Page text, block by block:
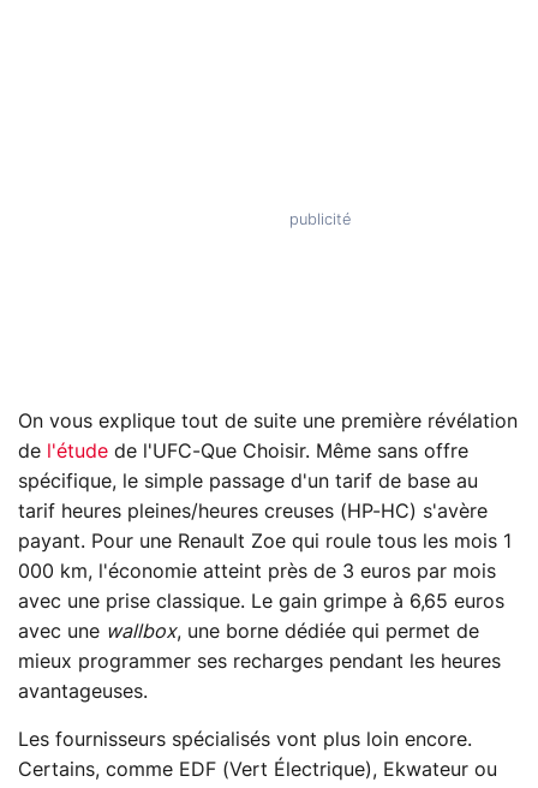
On vous explique tout de suite une première révélation
de
l'étude de l'UFC-Que Choisir. Même sans offre
spécifique, le simple passage d'un tarif de base au
tarif heures pleines/heures creuses (HP-HC) s'avère
payant. Pour une Renault Zoe qui roule tous les mois 1
000 km, l'économie atteint près de 3 euros par mois
avec une prise classique. Le gain grimpe à 6,65 euros
avec une wallbox, une borne dédiée qui permet de
mieux programmer ses recharges pendant les heures
avantageuses.
Les fournisseurs spécialisés vont plus loin encore.
Certains, comme EDF (Vert Électrique), Ekwateur ou